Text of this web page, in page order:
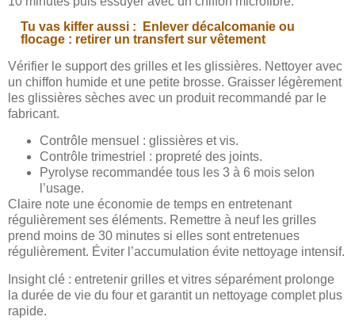
Tu vas kiffer aussi :
Enlever décalcomanie ou
flocage : retirer un transfert sur vêtement
Vérifier le support des grilles et les glissières. Nettoyer avec
un chiffon humide et une petite brosse. Graisser légèrement
les glissières sèches avec un produit recommandé par le
fabricant.
Contrôle mensuel : glissières et vis.
Contrôle trimestriel : propreté des joints.
Pyrolyse recommandée tous les 3 à 6 mois selon
l’usage.
Claire note une économie de temps en entretenant
régulièrement ses éléments. Remettre à neuf les grilles
prend moins de 30 minutes si elles sont entretenues
régulièrement. Éviter l’accumulation évite nettoyage intensif.
Insight clé : entretenir grilles et vitres séparément prolonge
la durée de vie du four et garantit un nettoyage complet plus
rapide.